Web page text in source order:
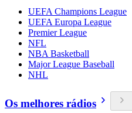
UEFA Champions League
UEFA Europa League
Premier League
NFL
NBA Basketball
Major League Baseball
NHL
Os melhores rádios